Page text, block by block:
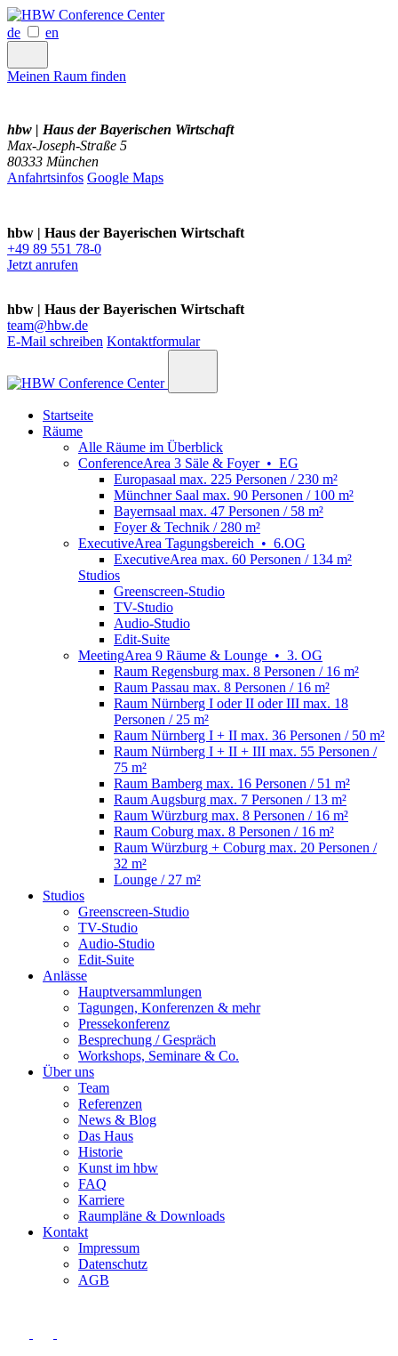
de en
Meinen Raum finden
hbw | Haus der Bayerischen Wirtschaft
Max-Joseph-Straße 5
80333 München
Anfahrtsinfos Google Maps
hbw | Haus der Bayerischen Wirtschaft
+49 89 551 78-0
Jetzt anrufen
hbw | Haus der Bayerischen Wirtschaft
team@hbw.de
E-Mail schreiben Kontaktformular
Startseite
Räume
Alle Räume im Überblick
ConferenceArea 3 Säle & Foyer • EG
Europasaal max. 225 Personen / 230 m²
Münchner Saal max. 90 Personen / 100 m²
Bayernsaal max. 47 Personen / 58 m²
Foyer & Technik / 280 m²
ExecutiveArea Tagungsbereich • 6.OG
ExecutiveArea max. 60 Personen / 134 m²
Studios
Greenscreen-Studio
TV-Studio
Audio-Studio
Edit-Suite
MeetingArea 9 Räume & Lounge • 3. OG
Raum Regensburg max. 8 Personen / 16 m²
Raum Passau max. 8 Personen / 16 m²
Raum Nürnberg I oder II oder III max. 18
Personen / 25 m²
Raum Nürnberg I + II max. 36 Personen / 50 m²
Raum Nürnberg I + II + III max. 55 Personen /
75 m²
Raum Bamberg max. 16 Personen / 51 m²
Raum Augsburg max. 7 Personen / 13 m²
Raum Würzburg max. 8 Personen / 16 m²
Raum Coburg max. 8 Personen / 16 m²
Raum Würzburg + Coburg max. 20 Personen /
32 m²
Lounge / 27 m²
Studios
Greenscreen-Studio
TV-Studio
Audio-Studio
Edit-Suite
Anlässe
Hauptversammlungen
Tagungen, Konferenzen & mehr
Pressekonferenz
Besprechung / Gespräch
Workshops, Seminare & Co.
Über uns
Team
Referenzen
News & Blog
Das Haus
Historie
Kunst im hbw
FAQ
Karriere
Raumpläne & Downloads
Kontakt
Impressum
Datenschutz
AGB